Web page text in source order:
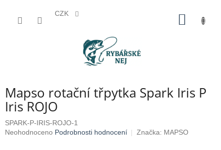
CZK
Mapso rotační třpytka Spark Iris P
Iris ROJO
SPARK-P-IRIS-ROJO-1
Průměrné
Neohodnoceno Podrobnosti hodnocení Značka: MAPSO